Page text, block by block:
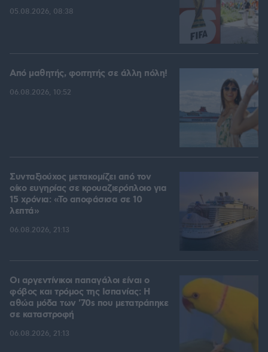
05.08.2026, 08:38
Από μαθητής, φοιτητής σε άλλη πόλη!
06.08.2026, 10:52
Συνταξιούχος μετακομίζει από τον
οίκο ευγηρίας σε κρουαζιερόπλοιο για
15 χρόνια: «Το αποφάσισα σε 10
λεπτά»
06.08.2026, 21:13
Οι αργεντίνικοι παπαγάλοι είναι ο
φόβος και τρόμος της Ισπανίας: Η
αθώα μόδα των '70s που μετατράπηκε
σε καταστροφή
06.08.2026, 21:13